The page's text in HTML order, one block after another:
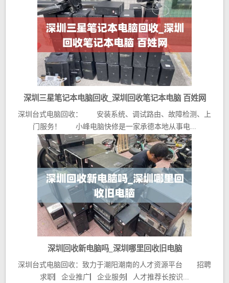
深圳三星笔记本电脑回收_深圳回收笔记本电脑 百姓网
深圳台式电脑回收： 安装系统、调试路由、故障检测、上
门服务！ 小峰电脑快修是一家承德本地从事电...
深圳回收新电脑吗_深圳哪里回收旧电脑
深圳台式电脑回收：致力于潮阳潮南的人才资源平台 招聘
求职▏企业推广▏企业服务▏人才推荐长按识...